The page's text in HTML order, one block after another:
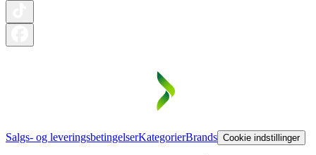
Salgs- og leveringsbetingelserKategorierBrands Cookie indstillinger